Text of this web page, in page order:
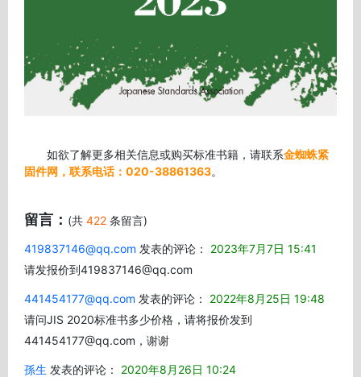
如欲了解更多相关信息或购买标准书籍，请联系金蜘蛛紧
固件网，联系电话：020-38861363。
留言： (共 422 条留言)
419837146@qq.com 发表的评论： 2023年7月7日 15:41
请发报价到419837146@qq.com
441454177@qq.com 发表的评论： 2022年8月25日 19:48
请问JIS 2020标准书多少价格，请将报价发到
441454177@qq.com，谢谢
孫生 发表的评论： 2020年8月26日 10:24